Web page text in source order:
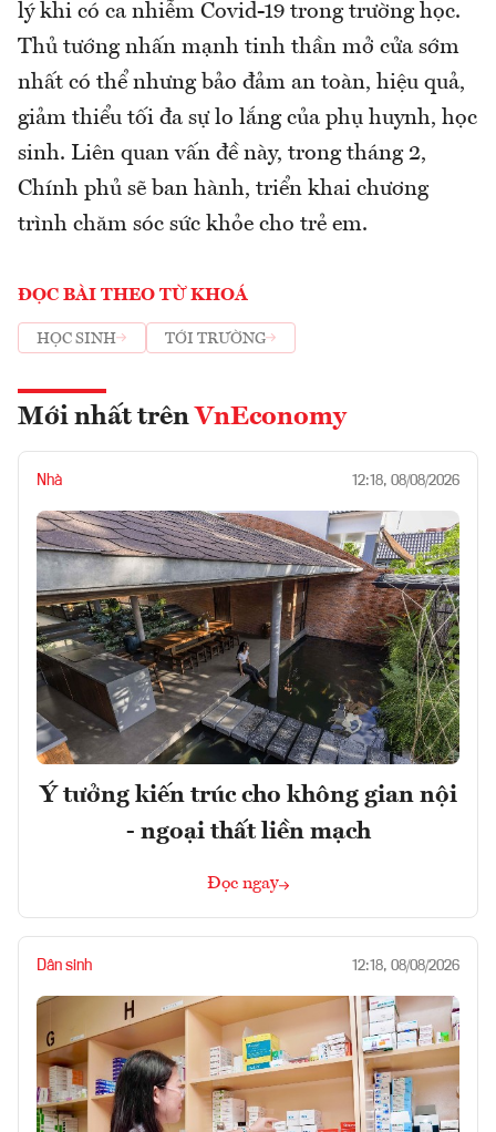
lý khi có ca nhiễm Covid-19 trong trường học.
Thủ tướng nhấn mạnh tinh thần mở cửa sớm
nhất có thể nhưng bảo đảm an toàn, hiệu quả,
giảm thiểu tối đa sự lo lắng của phụ huynh, học
sinh. Liên quan vấn đề này, trong tháng 2,
Chính phủ sẽ ban hành, triển khai chương
trình chăm sóc sức khỏe cho trẻ em.
ĐỌC BÀI THEO TỪ KHOÁ
HỌC SINH TỚI TRƯỜNG
Mới nhất trên VnEconomy
Nhà 12:18, 08/08/2026
Ý tưởng kiến trúc cho không gian nội
- ngoại thất liền mạch
Đọc ngay
Dân sinh 12:18, 08/08/2026